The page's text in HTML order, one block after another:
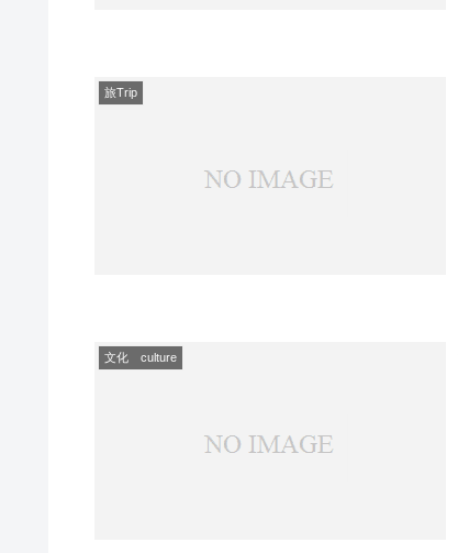
旅Trip
文化 culture